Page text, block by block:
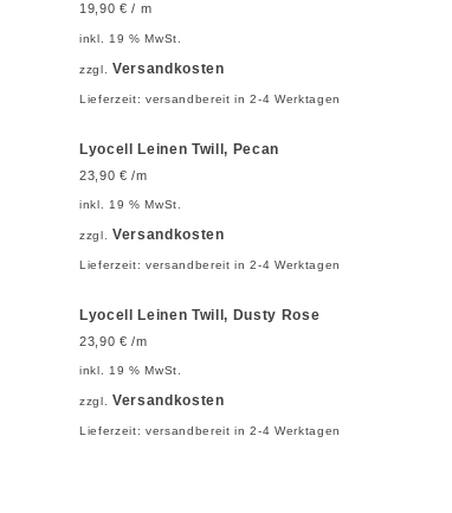
19,90 € / m
inkl. 19 % MwSt.
zzgl. Versandkosten
Lieferzeit:versandbereit in 2-4 Werktagen
Lyocell Leinen Twill, Pecan
23,90 € /m
inkl. 19 % MwSt.
zzgl. Versandkosten
Lieferzeit:versandbereit in 2-4 Werktagen
Lyocell Leinen Twill, Dusty Rose
23,90 € /m
inkl. 19 % MwSt.
zzgl. Versandkosten
Lieferzeit:versandbereit in 2-4 Werktagen